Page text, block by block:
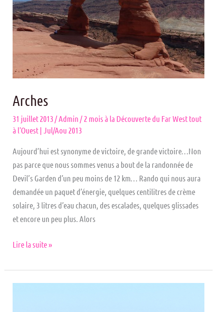
Arches
31 juillet 2013 / Admin / 2 mois à la Découverte du Far West tout
à l'Ouest | Jul/Aou 2013
Aujourd’hui est synonyme de victoire, de grande victoire…Non
pas parce que nous sommes venus a bout de la randonnée de
Devil’s Garden d’un peu moins de 12 km… Rando qui nous aura
demandée un paquet d’énergie, quelques centilitres de crème
solaire, 3 litres d’eau chacun, des escalades, quelques glissades
et encore un peu plus. Alors
Lire la suite »